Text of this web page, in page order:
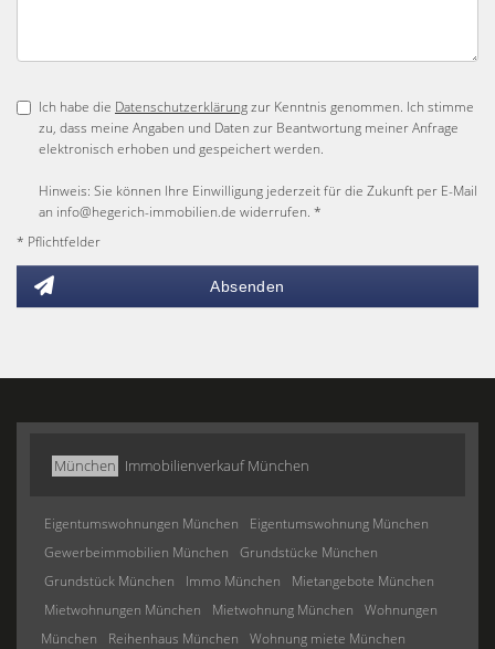
Ich habe die Datenschutzerklärungzur Kenntnis genommen. Ich stimme
zu, dass meine Angaben und Daten zur Beantwortung meiner Anfrage
elektronisch erhoben und gespeichert werden.
Hinweis: Sie können Ihre Einwilligung jederzeit für die Zukunft per E-Mail
an info@hegerich-immobilien.de widerrufen. *
* Pflichtfelder
Absenden
München Immobilienverkauf München
Eigentumswohnungen München
Eigentumswohnung München
Gewerbeimmobilien München
Grundstücke München
Grundstück München
Immo München
Mietangebote München
Mietwohnungen München
Mietwohnung München
Wohnungen
München
Reihenhaus München
Wohnung miete München